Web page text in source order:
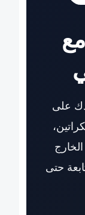
على
حتى